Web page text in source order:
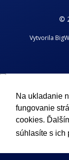
Na ukladanie
fungovanie
cookies.
súhlasíte s ich
©
Vytvorila
Chcem
Príhlaste sa k
informácie o dianí v
Boli ste